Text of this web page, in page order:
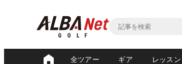
全ツアー ギア レッスン